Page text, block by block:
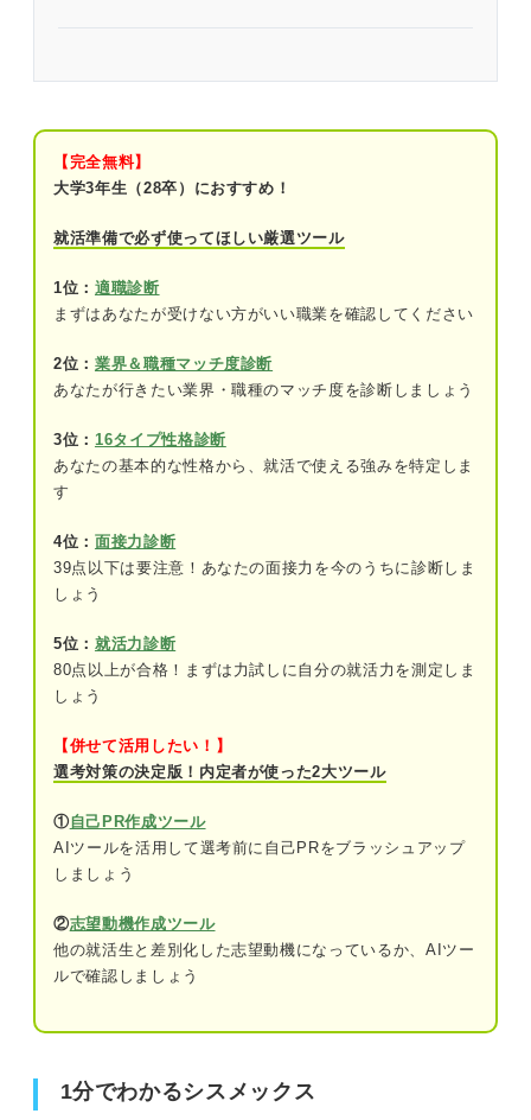
プロが読み解く
ら
断片的な情報だけで判断しないなことがポイントに
なる
【完全無料】
大学3年生（28卒）におすすめ！
就活準備で必ず使ってほしい厳選ツール
1位： 適職診断
まずはあなたが受けない方がいい職業を確認してください
2位： 業界＆職種マッチ度診断
あなたが行きたい業界・職種のマッチ度を診断しましょう
3位： 16タイプ性格診断
あなたの基本的な性格から、就活で使える強みを特定しま
す
4位： 面接力診断
39点以下は要注意！あなたの面接力を今のうちに診断しま
しょう
5位： 就活力診断
80点以上が合格！まずは力試しに自分の就活力を測定しま
しょう
【併せて活用したい！】
選考対策の決定版！内定者が使った2大ツール
①自己PR作成ツール
AIツールを活用して選考前に自己PRをブラッシュアップ
しましょう
②志望動機作成ツール
他の就活生と差別化した志望動機になっているか、AIツー
ルで確認しましょう
1分でわかるシスメックス